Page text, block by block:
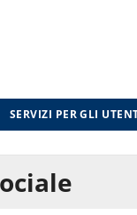
SERVIZI PER GLI